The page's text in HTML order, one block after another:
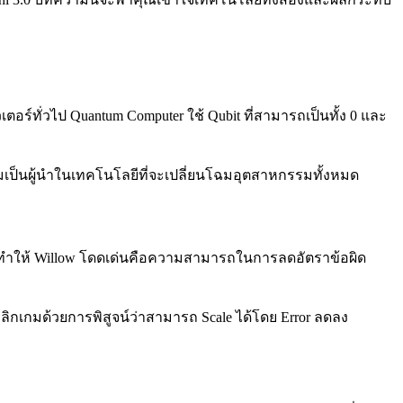
ทั่วไป Quantum Computer ใช้ Qubit ที่สามารถเป็นทั้ง 0 และ
เป็นผู้นำในเทคโนโลยีที่จะเปลี่ยนโฉมอุตสาหกรรมทั้งหมด
ำให้ Willow โดดเด่นคือความสามารถในการลดอัตราข้อผิด
เกมด้วยการพิสูจน์ว่าสามารถ Scale ได้โดย Error ลดลง